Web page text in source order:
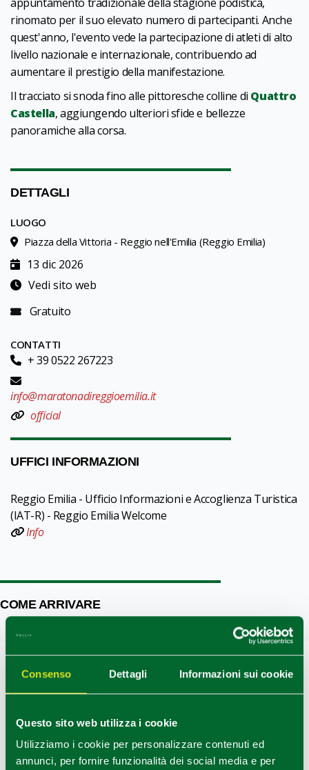
Consenso Dettagli Informazioni sui cookie
Questo sito web utilizza i cookie
Utilizziamo i cookie per personalizzare contenuti ed
annunci, per fornire funzionalità dei social media e per
rinomato per il suo elevato numero di partecipanti. Anche
quest'anno, l'evento vede la partecipazione di atleti di alto
livello nazionale e internazionale, contribuendo ad
aumentare il prestigio della manifestazione.
Il tracciato si snoda fino alle pittoresche colline di Quattro
Castella, aggiungendo ulteriori sfide e bellezze
panoramiche alla corsa.
DETTAGLI
LUOGO
Piazza della Vittoria - Reggio nell'Emilia (Reggio Emilia)
13 dic 2026
Vedi sito web
Gratuito
CONTATTI
+ 39 0522 267223
info@maratonadireggioemilia.it
official
UFFICI INFORMAZIONI
Reggio Emilia - Ufficio Informazioni e Accoglienza Turistica
(IAT-R) - Reggio Emilia Welcome
Info
COME ARRIVARE
+
−